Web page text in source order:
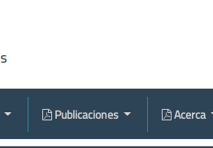
Publicaciones Acerca